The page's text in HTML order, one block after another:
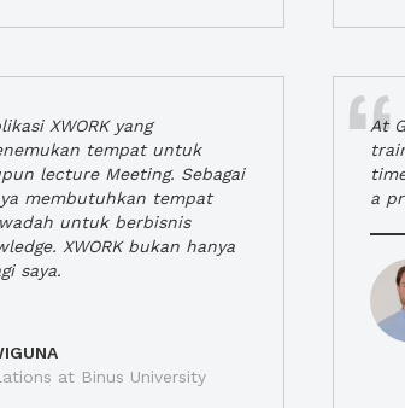
XWORK yang
tempat untuk
lecture Meeting. Sebagai
membutuhkan tempat
untuk berbisnis
XWORK bukan hanya
saya.
at Binus University
At
a